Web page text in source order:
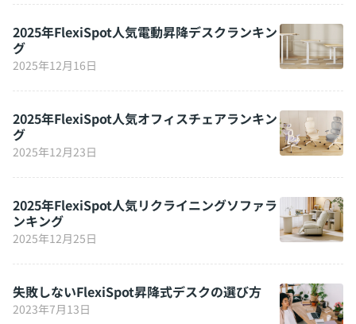
2025年FlexiSpot人気電動昇降デスクランキン
グ
2025年12月16日
2025年FlexiSpot人気オフィスチェアランキン
グ
2025年12月23日
2025年FlexiSpot人気リクライニングソファラ
ンキング
2025年12月25日
失敗しないFlexiSpot昇降式デスクの選び方
2023年7月13日